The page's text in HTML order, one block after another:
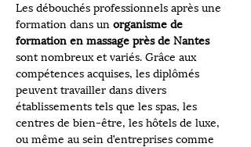
Les débouchés professionnels après une
formation dans un organisme de
formation en massage près de Nantes
sont nombreux et variés. Grâce aux
compétences acquises, les diplômés
peuvent travailler dans divers
établissements tels que les spas, les
centres de bien-être, les hôtels de luxe,
ou même au sein d’entreprises comme